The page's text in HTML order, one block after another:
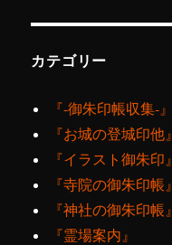
カテゴリー
『‐御朱印帳収集‐』
『お城の登城印他』
『イラスト御朱印』
『寺院の御朱印帳』
『神社の御朱印帳』
『霊場案内』